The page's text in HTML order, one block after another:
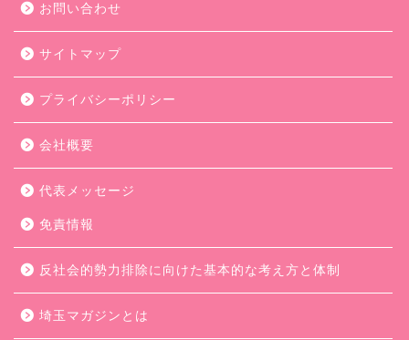
お問い合わせ
サイトマップ
プライバシーポリシー
会社概要
代表メッセージ
免責情報
反社会的勢力排除に向けた基本的な考え方と体制
埼玉マガジンとは